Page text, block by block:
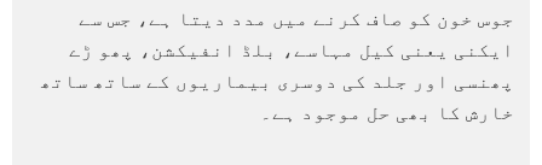
جوس خون کو صاف کرنے میں مدد دیتا ہے، جس سے
ایکنی یعنی کیل مہاسے، بلڈ انفیکشن، پھو ڑے
پھنسی اور جلد کی دوسری بیماریوں کے ساتھ ساتھ
خارش کا بھی حل موجود ہے۔